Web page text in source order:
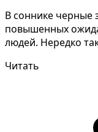
В соннике черные
повышенных
людей. Нередко
Читать